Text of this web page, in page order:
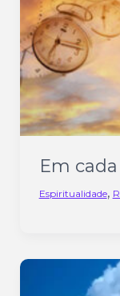
Em
Espiritualidade,